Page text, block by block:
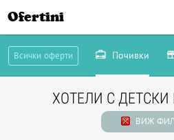
Ofertini
Всички оферти Почивки
ХОТЕЛИ С ДЕТСКИ
ВИЖ